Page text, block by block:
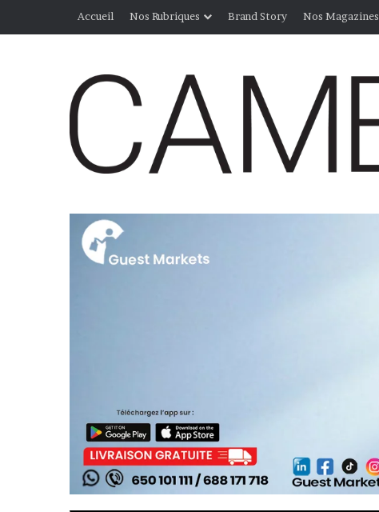
Accueil Nos Rubriques Brand Story Nos Magazines